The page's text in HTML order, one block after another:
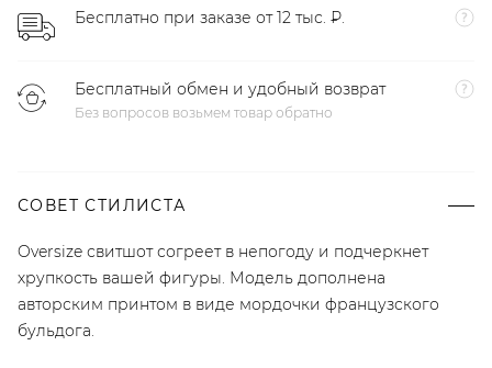
Бесплатно при заказе от 12 тыс. ₽.
Бесплатный обмен и удобный возврат
Без вопросов возьмем товар обратно
СОВЕТ СТИЛИСТА
Oversize свитшот согреет в непогоду и подчеркнет
хрупкость вашей фигуры. Модель дополнена
авторским принтом в виде мордочки французского
бульдога.